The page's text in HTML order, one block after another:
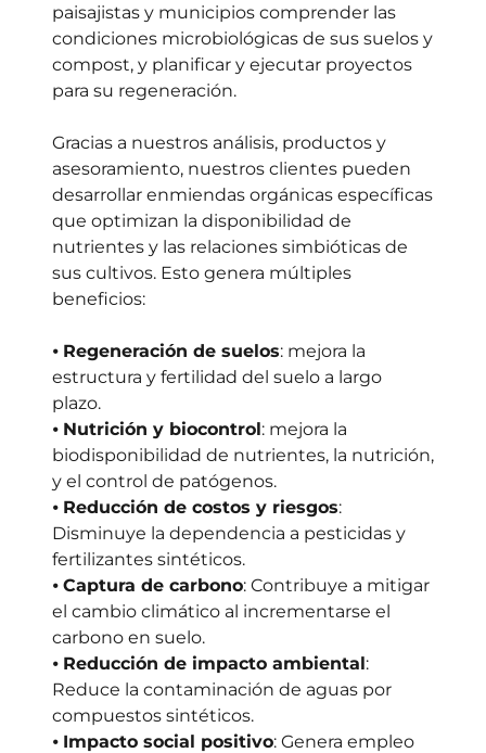
paisajistas y municipios comprender las
condiciones microbiológicas de sus suelos y
compost, y planificar y ejecutar proyectos
para su regeneración.
Gracias a nuestros análisis, productos y
asesoramiento, nuestros clientes pueden
desarrollar enmiendas orgánicas específicas
que optimizan la disponibilidad de
nutrientes y las relaciones simbióticas de
sus cultivos. Esto genera múltiples
beneficios:
⦁ Regeneración de suelos: mejora la
estructura y fertilidad del suelo a largo
plazo.
⦁ Nutrición y biocontrol: mejora la
biodisponibilidad de nutrientes, la nutrición,
y el control de patógenos.
⦁ Reducción de costos y riesgos:
Disminuye la dependencia a pesticidas y
fertilizantes sintéticos.
⦁ Captura de carbono: Contribuye a mitigar
el cambio climático al incrementarse el
carbono en suelo.
⦁ Reducción de impacto ambiental:
Reduce la contaminación de aguas por
compuestos sintéticos.
⦁ Impacto social positivo: Genera empleo